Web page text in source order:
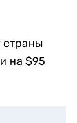
страны
на $95